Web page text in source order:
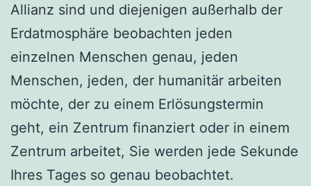
Allianz sind und diejenigen außerhalb der
Erdatmosphäre beobachten jeden
einzelnen Menschen genau, jeden
Menschen, jeden, der humanitär arbeiten
möchte, der zu einem Erlösungstermin
geht, ein Zentrum finanziert oder in einem
Zentrum arbeitet, Sie werden jede Sekunde
Ihres Tages so genau beobachtet.